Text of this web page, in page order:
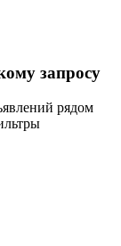
запросу
рядом